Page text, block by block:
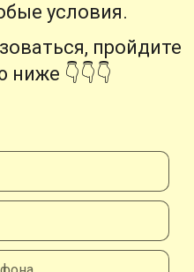
условия.
пройдите
👇👇👇